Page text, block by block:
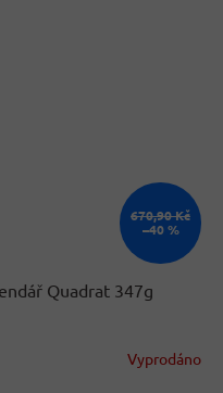
670,90 Kč
–40 %
Quadrat 347g
Vyprodáno